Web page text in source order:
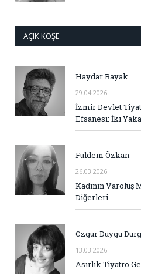
AÇIK KÖŞE
Haydar Bayak
29.04.2026
İzmir Devlet
Efsanesi: İki
Fuldem Özkan
26.03.2026
Kadının Varoluş
Diğerleri
Özgür Duygu
13.03.2026
Asırlık Tiyatro